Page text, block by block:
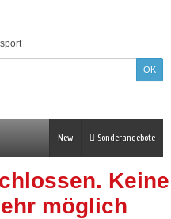
Sonderangebote
New
Keine
möglich